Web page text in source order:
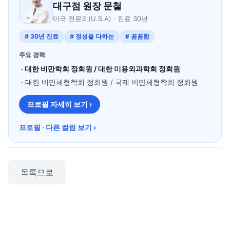
대구점 원장 문철
미국 전문의(U.S.A) · 진료 30년
# 30년 진료 # 정성을 다하는 # 꼼꼼함
주요 경력
· 대한 비만학회 정회원 / 대한 미용외과학회 정회원
· 대한 비만체형학회 정회원 / 국제 비만체형학회 정회원
프로필 자세히 보기 ›
프로필 · 다른 컬럼 보기 ›
목록으로